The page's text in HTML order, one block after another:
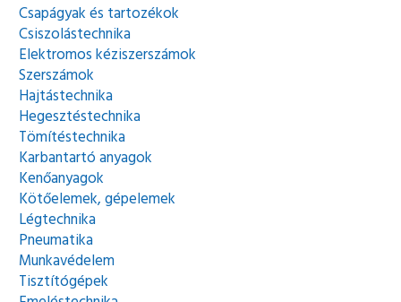
Csapágyak és tartozékok
Csiszolástechnika
Elektromos kéziszerszámok
Szerszámok
Hajtástechnika
Hegesztéstechnika
Tömítéstechnika
Karbantartó anyagok
Kenőanyagok
Kötőelemek, gépelemek
Légtechnika
Pneumatika
Munkavédelem
Tisztítógépek